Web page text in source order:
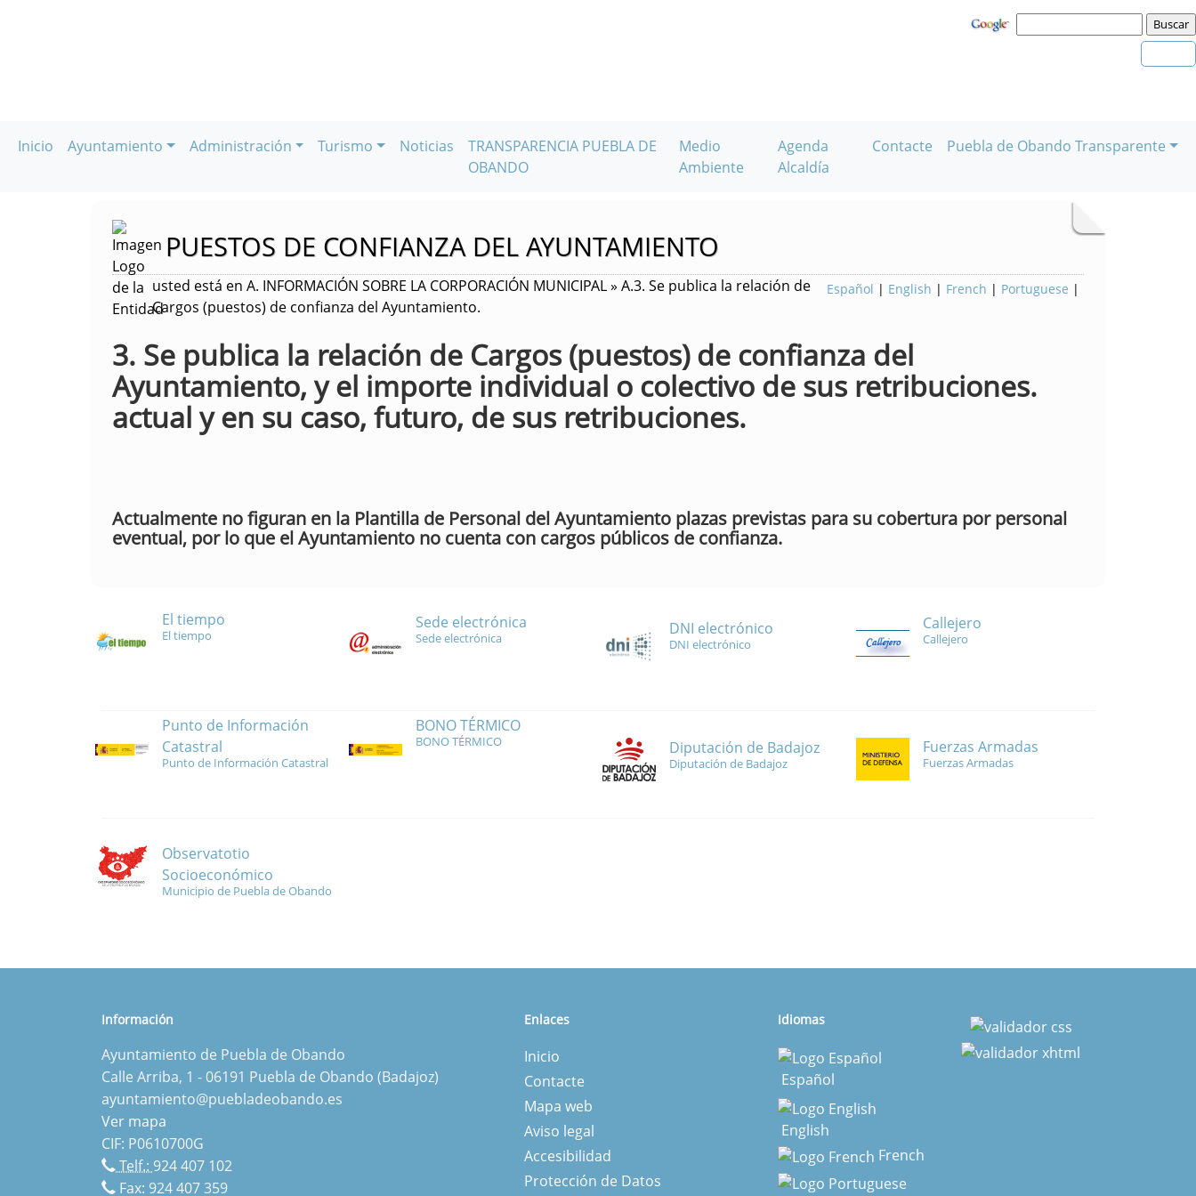
Inicio Ayuntamiento Administración Turismo Noticias
TRANSPARENCIA PUEBLA DE
OBANDO
Medio
Ambiente
Agenda
Alcaldía
Contacte Puebla de Obando Transparente
PUESTOS DE CONFIANZA DEL AYUNTAMIENTO
Español | English | French | Portuguese |
usted está en A. INFORMACIÓN SOBRE LA CORPORACIÓN MUNICIPAL » A.3. Se publica la relación de
Cargos (puestos) de confianza del Ayuntamiento.
3. Se publica la relación de Cargos (puestos) de confianza del
Ayuntamiento, y el importe individual o colectivo de sus retribuciones.
actual y en su caso, futuro, de sus retribuciones.
Actualmente no figuran en la Plantilla de Personal del Ayuntamiento plazas previstas para su cobertura por personal
eventual, por lo que el Ayuntamiento no cuenta con cargos públicos de confianza.
El tiempo
El tiempo
Sede electrónica
Sede electrónica DNI electrónico
DNI electrónico
Callejero
Callejero
Punto de Información
Catastral
Punto de Información Catastral
BONO TÉRMICO
BONO TÉRMICO Diputación de Badajoz
Diputación de Badajoz
Fuerzas Armadas
Fuerzas Armadas
Observatotio
Socioeconómico
Municipio de Puebla de Obando
Información
Ayuntamiento de Puebla de Obando
Calle Arriba, 1 - 06191 Puebla de Obando (Badajoz)
ayuntamiento@puebladeobando.es
Ver mapa
CIF: P0610700G
Telf.: 924 407 102
Fax: 924 407 359
Enlaces
Inicio
Contacte
Mapa web
Aviso legal
Accesibilidad
Protección de Datos
Idiomas
Español
English
French